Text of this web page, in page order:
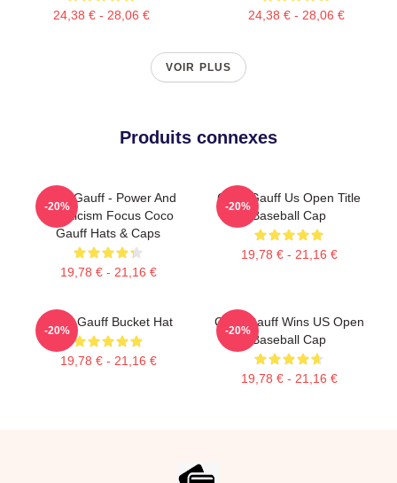
24,38 € - 28,06 € 24,38 € - 28,06 €
VOIR PLUS
Produits connexes
Coco Gauff - Power And
Athleticism Focus Coco
Gauff Hats & Caps
19,78 € - 21,16 €
-20%
Coco Gauff Us Open Title
Baseball Cap
19,78 € - 21,16 €
-20%
Coco Gauff Bucket Hat
19,78 € - 21,16 €
-20%
Coco Gauff Wins US Open
Baseball Cap
19,78 € - 21,16 €
-20%